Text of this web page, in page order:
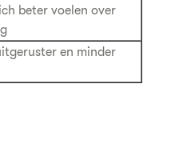
beter voelen over
en minder